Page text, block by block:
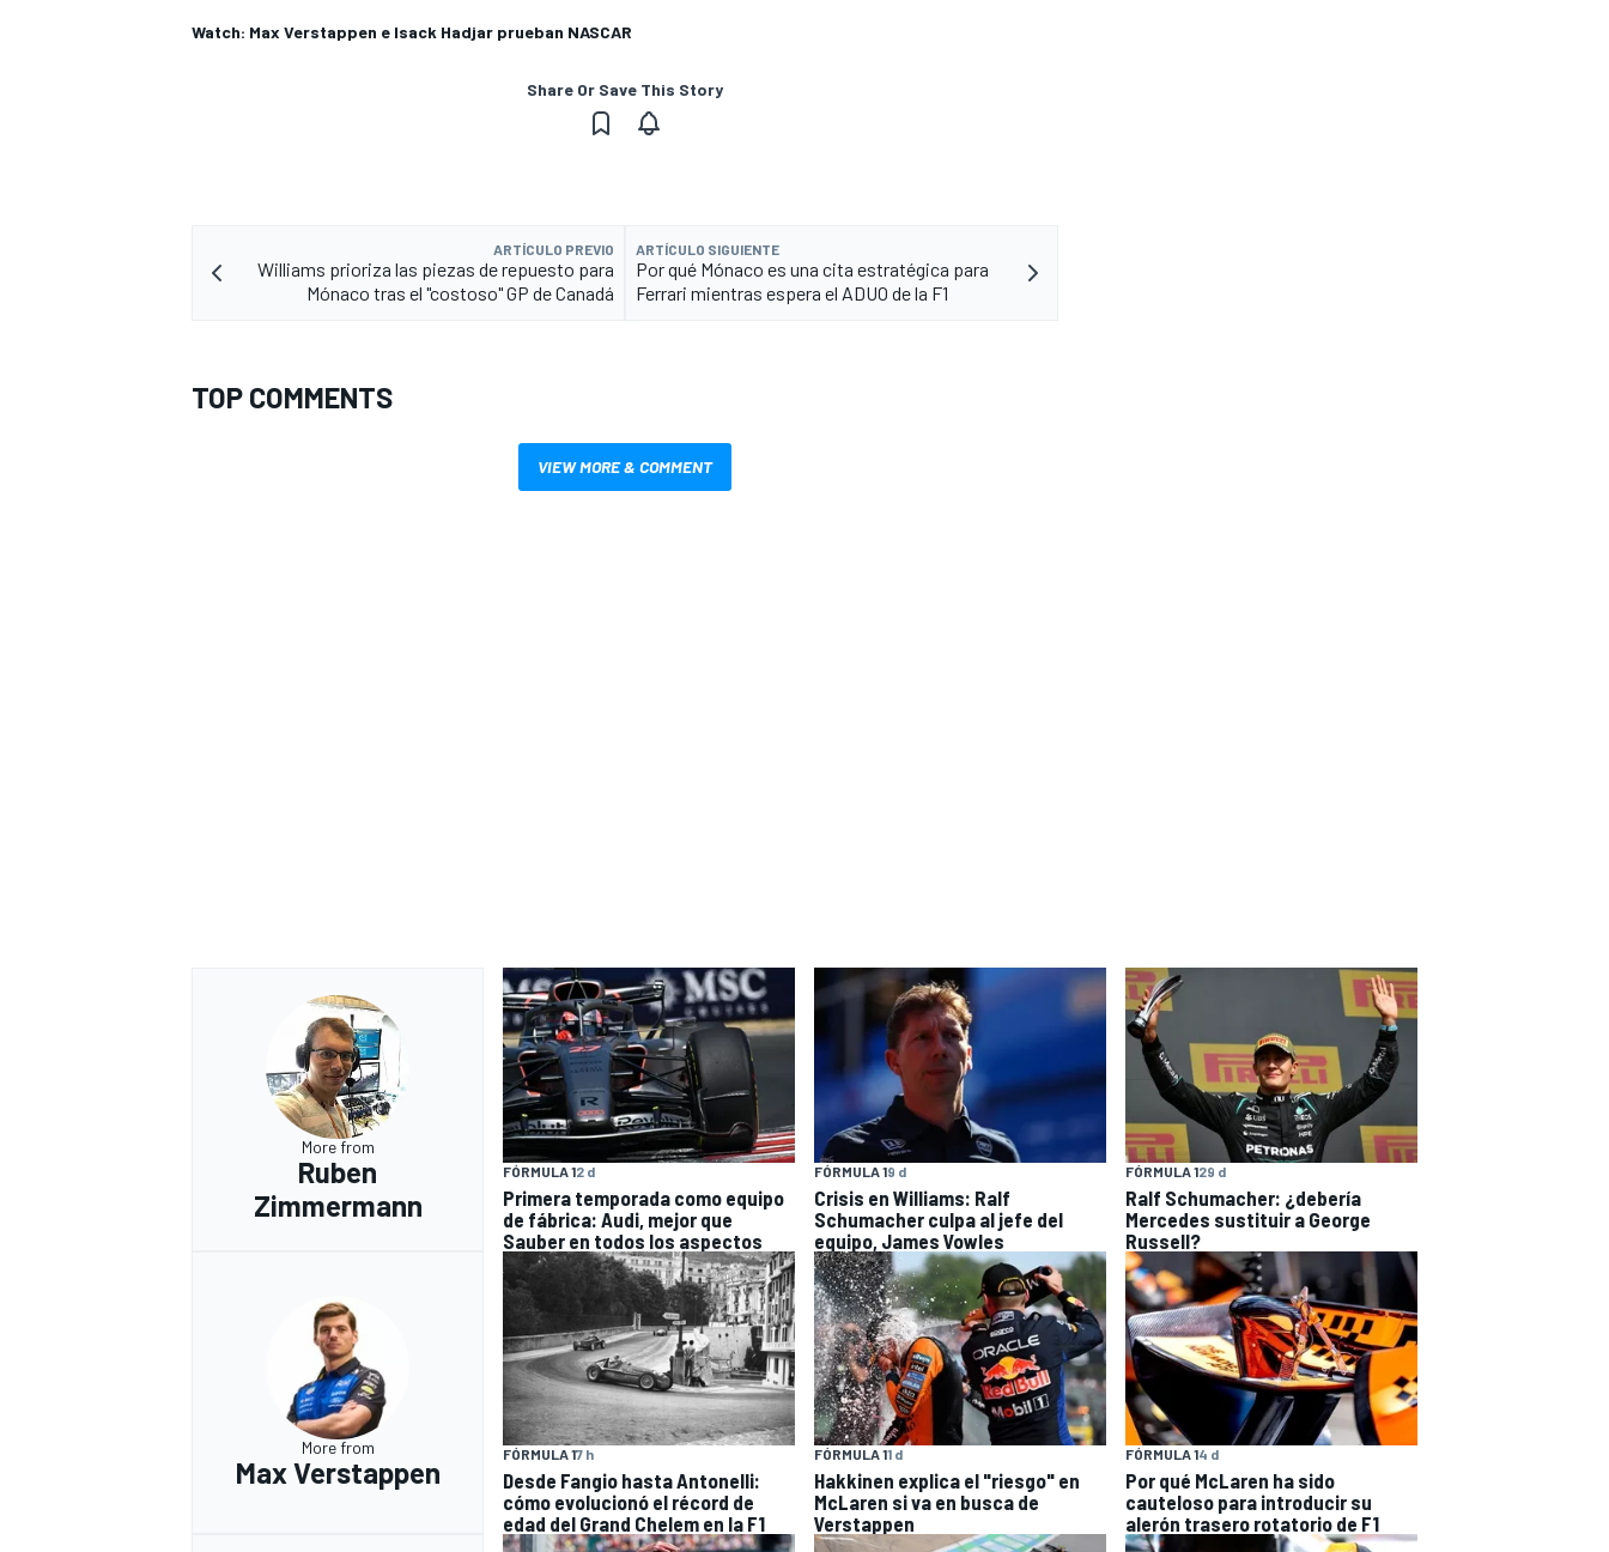
Watch: Max Verstappen e Isack Hadjar prueban NASCAR
Share Or Save This Story
ARTÍCULO PREVIO
Williams prioriza las piezas de repuesto para
Mónaco tras el "costoso" GP de Canadá
ARTÍCULO SIGUIENTE
Por qué Mónaco es una cita estratégica para
Ferrari mientras espera el ADUO de la F1
TOP COMMENTS
VIEW MORE & COMMENT
More from
Ruben
Zimmermann
FÓRMULA 12 d
Primera temporada como equipo
de fábrica: Audi, mejor que
Sauber en todos los aspectos
FÓRMULA 19 d
Crisis en Williams: Ralf
Schumacher culpa al jefe del
equipo, James Vowles
FÓRMULA 129 d
Ralf Schumacher: ¿debería
Mercedes sustituir a George
Russell?
More from
Max Verstappen
FÓRMULA 17 h
Desde Fangio hasta Antonelli:
cómo evolucionó el récord de
edad del Grand Chelem en la F1
FÓRMULA 11 d
Hakkinen explica el "riesgo" en
McLaren si va en busca de
Verstappen
FÓRMULA 14 d
Por qué McLaren ha sido
cauteloso para introducir su
alerón trasero rotatorio de F1